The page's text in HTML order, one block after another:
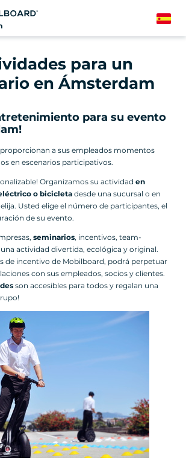
Spanish
para un
en Ámsterdam
para su evento
a sus empleados momentos
en escenarios participativos.
Organizamos su actividad en
o bicicleta desde una sucursal o en
Usted elige el número de participantes, el
de su evento.
seminarios, incentivos, team-
actividad divertida, ecológica y original.
de incentivo de Mobilboard, podrá perpetuar
con sus empleados, socios y clientes.
son accesibles para todos y regalan una